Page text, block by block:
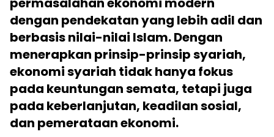
dengan pendekatan yang lebih adil dan
berbasis nilai-nilai Islam. Dengan
menerapkan prinsip-prinsip syariah,
ekonomi syariah tidak hanya fokus
pada keuntungan semata, tetapi juga
pada keberlanjutan, keadilan sosial,
dan pemerataan ekonomi.